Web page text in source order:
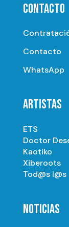
CONTACTO
Contacto
WhatsApp
ARTISTAS
ETS
Doctor
Kaotiko
Xiberoots
Tod@s
NOTICIAS